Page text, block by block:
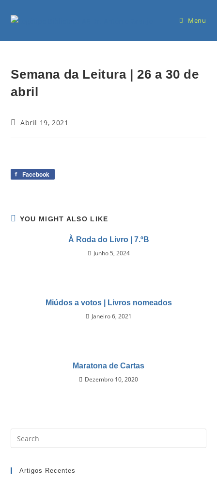
Menu
Semana da Leitura | 26 a 30 de
abril
Abril 19, 2021
Facebook
YOU MIGHT ALSO LIKE
À Roda do Livro | 7.ºB
Junho 5, 2024
Miúdos a votos | Livros nomeados
Janeiro 6, 2021
Maratona de Cartas
Dezembro 10, 2020
Artigos Recentes